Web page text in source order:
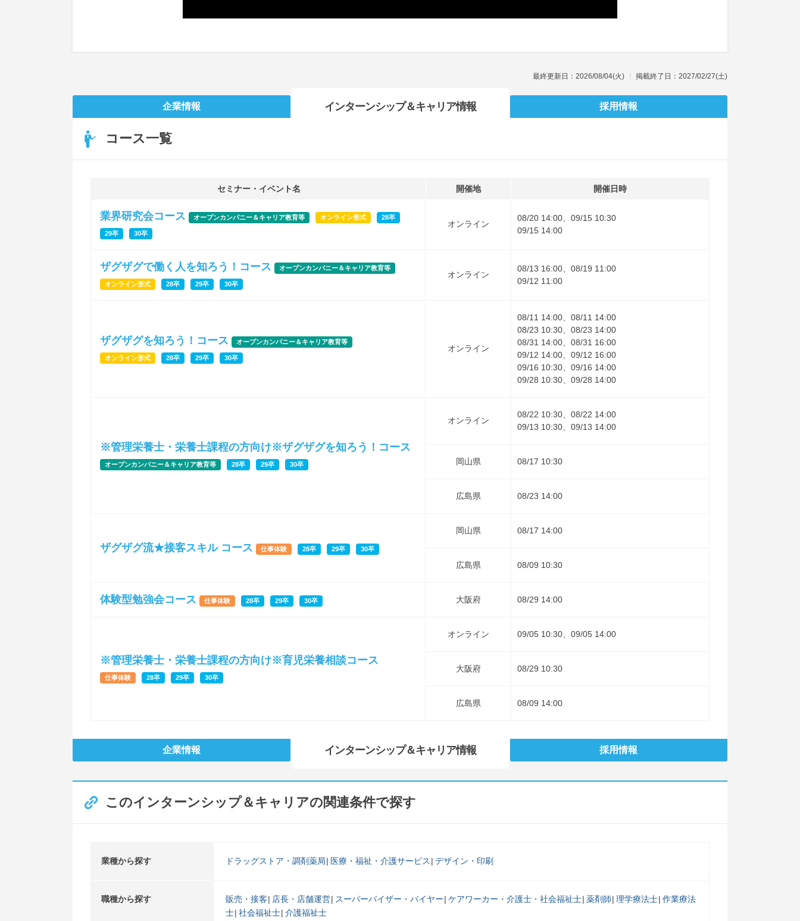
最終更新日：2026/08/04(火) 掲載終了日：2027/02/27(土)
企業情報 インターンシップ＆キャリア情報 採用情報
コース一覧
セミナー・イベント名 開催地 開催日時
業界研究会コース オープンカンパニー＆キャリア教育等 オンライン形式 28卒
29卒 30卒
オンライン
08/20 14:00、09/15 10:30
09/15 14:00
ザグザグで働く人を知ろう！コース オープンカンパニー＆キャリア教育等
オンライン形式 28卒 29卒 30卒
オンライン
08/13 16:00、08/19 11:00
09/12 11:00
ザグザグを知ろう！コース オープンカンパニー＆キャリア教育等
オンライン形式 28卒 29卒 30卒
オンライン
08/11 14:00、08/11 14:00
08/23 10:30、08/23 14:00
08/31 14:00、08/31 16:00
09/12 14:00、09/12 16:00
09/16 10:30、09/16 14:00
09/28 10:30、09/28 14:00
※管理栄養士・栄養士課程の方向け※ザグザグを知ろう！コース
オープンカンパニー＆キャリア教育等 28卒 29卒 30卒
オンライン
08/22 10:30、08/22 14:00
09/13 10:30、09/13 14:00
岡山県 08/17 10:30
広島県 08/23 14:00
ザグザグ流★接客スキル コース 仕事体験 28卒 29卒 30卒
岡山県 08/17 14:00
広島県 08/09 10:30
体験型勉強会コース 仕事体験 28卒 29卒 30卒 大阪府 08/29 14:00
※管理栄養士・栄養士課程の方向け※育児栄養相談コース
仕事体験 28卒 29卒 30卒
オンライン 09/05 10:30、09/05 14:00
大阪府 08/29 10:30
広島県 08/09 14:00
企業情報 インターンシップ＆キャリア情報 採用情報
このインターンシップ＆キャリアの関連条件で探す
業種から探す ドラッグストア・調剤薬局 医療・福祉・介護サービス デザイン・印刷
職種から探す 販売・接客 店長・店舗運営 スーパーバイザー・バイヤー ケアワーカー・介護士・社会福祉士 薬剤師 理学療法士 作業療法
士 社会福祉士 介護福祉士